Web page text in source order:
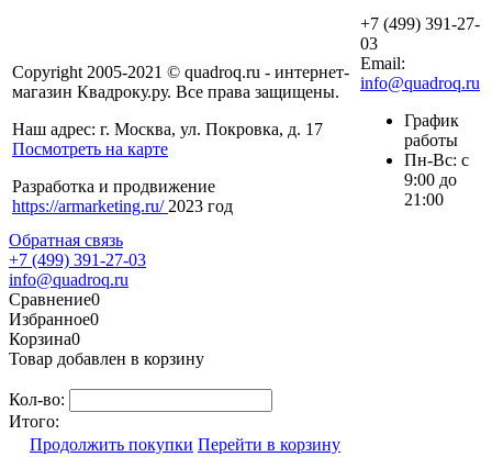
Copyright 2005-2021 © quadroq.ru - интернет-
магазин Квадроку.ру. Все права защищены.
Наш адрес: г. Москва, ул. Покровка, д. 17
Посмотреть на карте
Разработка и продвижение
https://armarketing.ru/ 2023 год
+7 (499) 391-27-
03
Email:
info@quadroq.ru
График
работы
Пн-Вс: с
9:00 до
21:00
Обратная связь
+7 (499) 391-27-03
info@quadroq.ru
Сравнение0
Избранное0
Корзина0
Товар добавлен в корзину
Кол-во:
Итого:
Продолжить покупки Перейти в корзину